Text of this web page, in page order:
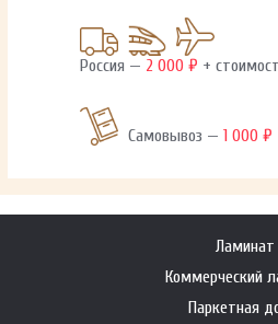
Россия — 2 000 ₽ +
Самовывоз —1 000 ₽
Ламинат
Коммерческий
Паркетная